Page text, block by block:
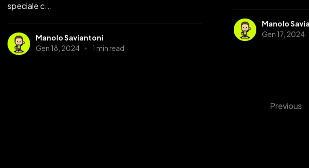
speciale c...
Manolo Saviantoni
Gen 18, 2024
1 min read
Manolo
Gen 17, 2024
Previous